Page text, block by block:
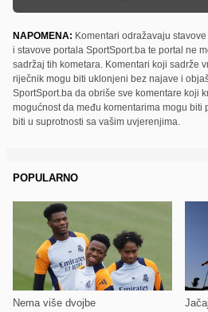
NAPOMENA: Komentari odražavaju
i stavove portala SportSport.ba te portal ne
sadržaj tih kometara. Komentari koji sadrže
riječnik mogu biti uklonjeni bez najave i
SportSport.ba da obriše sve komentare koji
mogućnost da među komentarima mogu biti
biti u suprotnosti sa vašim uvjerenjima.
POPULARNO
Nema više dvojbe